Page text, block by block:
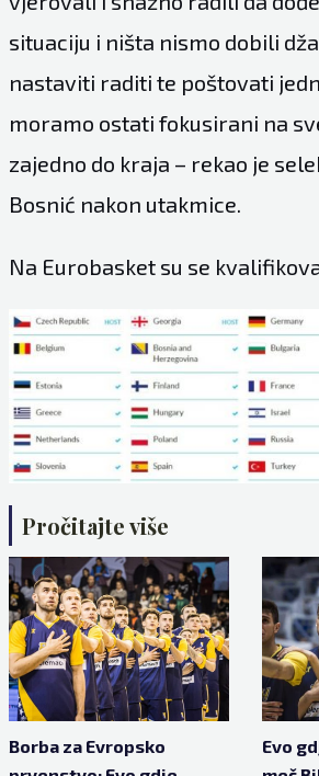
situaciju i ništa nismo dobili
nastaviti raditi te poštovati
moramo ostati fokusirani na
zajedno do kraja – rekao je
Bosnić nakon utakmice.
Na Eurobasket su se
Pročitajte više
Borba za Evropsko
Evo